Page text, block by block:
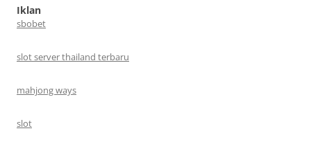
Iklan
sbobet
slot server thailand terbaru
mahjong ways
slot